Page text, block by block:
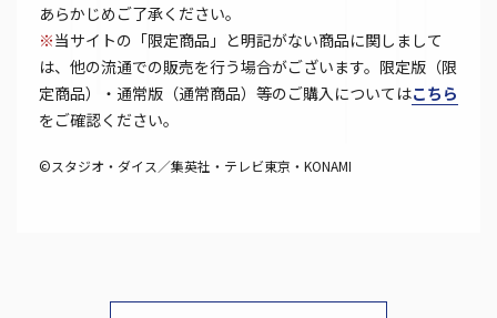
あらかじめご了承ください。
※当サイトの「限定商品」と明記がない商品に関しまして
は、他の流通での販売を行う場合がございます。限定版（限
定商品）・通常版（通常商品）等のご購入についてはこちら
をご確認ください。
©スタジオ・ダイス／集英社・テレビ東京・KONAMI